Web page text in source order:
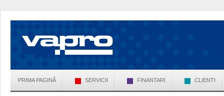
PRIMA PAGINĂ SERVICII FINANTARI CLIENTI